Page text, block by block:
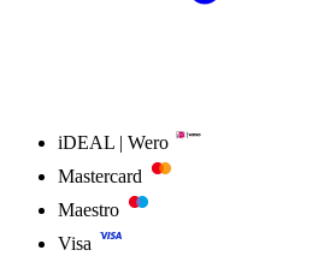
iDEAL | Wero
Mastercard
Maestro
Visa